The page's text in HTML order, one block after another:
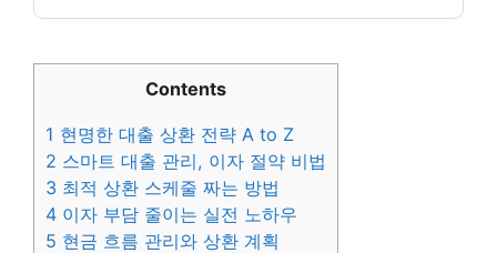
Contents
1 현명한 대출 상환 전략 A to Z
2 스마트 대출 관리, 이자 절약 비법
3 최적 상환 스케줄 짜는 방법
4 이자 부담 줄이는 실전 노하우
5 현금 흐름 관리와 상환 계획